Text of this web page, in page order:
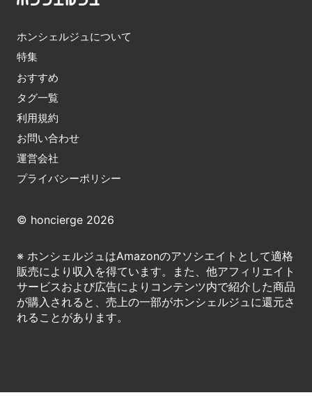
ホンシェルジュについて
特集
おすすめ
タグ一覧
利用規約
お問い合わせ
運営会社
プライバシーポリシー
© honcierge 2026
※ ホンシェルジュはAmazonのアソシエイトとして適格
販売により収入を得ています。また、他アフィリエイト
サービスおよび広告によりコンテンツ内で紹介した商品
が購入されると、売上の一部がホンシェルジュに還元さ
れることがあります。